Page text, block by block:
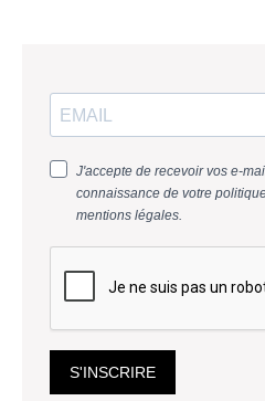
J'accepte de recevoir vos e-
connaissance de votre
mentions légales.
S'INSCRIRE